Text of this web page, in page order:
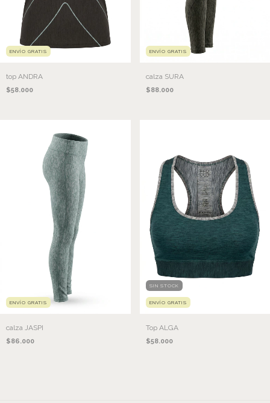
ENVÍO GRATIS
top ANDRA
$58.000
ENVÍO GRATIS
calza SURA
$88.000
ENVÍO GRATIS
calza JASPI
$86.000
SIN STOCK
ENVÍO GRATIS
Top ALGA
$58.000